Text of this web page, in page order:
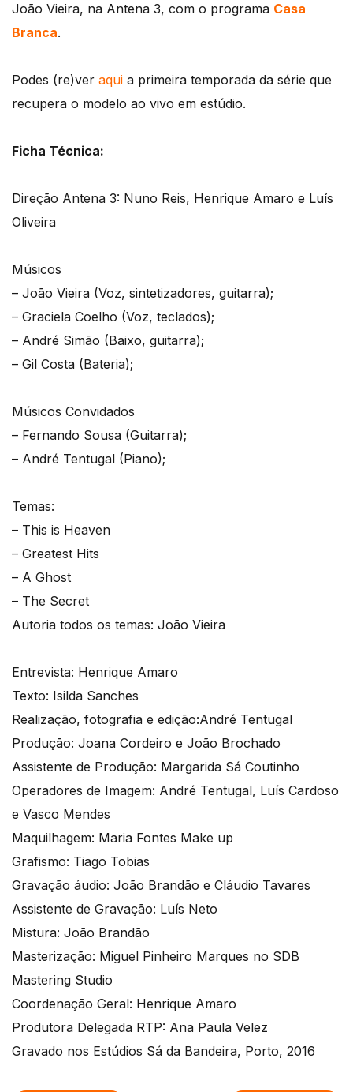
João Vieira, na Antena 3, com o programa Casa
Branca.
Podes (re)ver aqui a primeira temporada da série que
recupera o modelo ao vivo em estúdio.
Ficha Técnica:
Direção Antena 3: Nuno Reis, Henrique Amaro e Luís
Oliveira
Músicos
– João Vieira (Voz, sintetizadores, guitarra);
– Graciela Coelho (Voz, teclados);
– André Simão (Baixo, guitarra);
– Gil Costa (Bateria);
Músicos Convidados
– Fernando Sousa (Guitarra);
– André Tentugal (Piano);
Temas:
– This is Heaven
– Greatest Hits
– A Ghost
– The Secret
Autoria todos os temas: João Vieira
Entrevista: Henrique Amaro
Texto: Isilda Sanches
Realização, fotografia e edição:André Tentugal
Produção: Joana Cordeiro e João Brochado
Assistente de Produção: Margarida Sá Coutinho
Operadores de Imagem: André Tentugal, Luís Cardoso
e Vasco Mendes
Maquilhagem: Maria Fontes Make up
Grafismo: Tiago Tobias
Gravação áudio: João Brandão e Cláudio Tavares
Assistente de Gravação: Luís Neto
Mistura: João Brandão
Masterização: Miguel Pinheiro Marques no SDB
Mastering Studio
Coordenação Geral: Henrique Amaro
Produtora Delegada RTP: Ana Paula Velez
Gravado nos Estúdios Sá da Bandeira, Porto, 2016